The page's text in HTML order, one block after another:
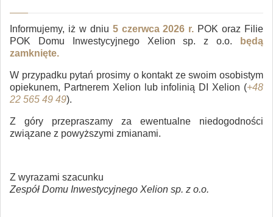
Informujemy, iż w dniu 5 czerwca 2026 r. POK oraz Filie
POK Domu Inwestycyjnego Xelion sp. z o.o.
będą
zamknięte.
W przypadku pytań prosimy o kontakt ze swoim osobistym
opiekunem, Partnerem Xelion lub infolinią DI Xelion (+48
22 565 49 49).
Z góry przepraszamy za ewentualne niedogodności
związane z powyższymi zmianami.
Z wyrazami szacunku
Zespół Domu Inwestycyjnego Xelion sp. z o.o.